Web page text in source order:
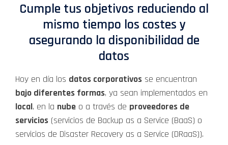
Cumple tus objetivos reduciendo al
mismo tiempo los costes y
asegurando la disponibilidad de
datos
Hoy en día los datos corporativos se encuentran
bajo diferentes formas, ya sean implementados en
local, en la nube o a través de proveedores de
servicios (servicios de Backup as a Service (BaaS) o
servicios de Disaster Recovery as a Service (DRaaS)).